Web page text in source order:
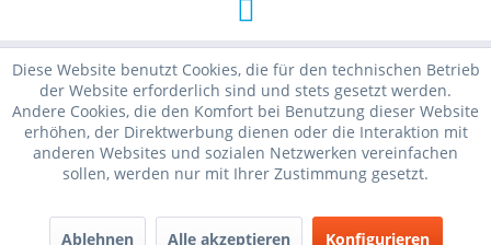
Diese Website benutzt Cookies, die für den technischen Betrieb
der Website erforderlich sind und stets gesetzt werden.
Andere Cookies, die den Komfort bei Benutzung dieser Website
erhöhen, der Direktwerbung dienen oder die Interaktion mit
anderen Websites und sozialen Netzwerken vereinfachen
sollen, werden nur mit Ihrer Zustimmung gesetzt.
Ablehnen Alle akzeptieren Konfigurieren